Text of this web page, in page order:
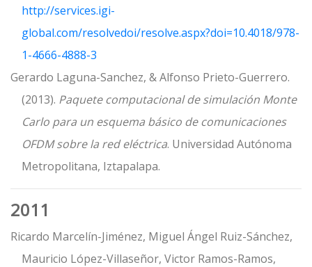
http://services.igi-
global.com/resolvedoi/resolve.aspx?doi=10.4018/978-
1-4666-4888-3
Gerardo Laguna-Sanchez, & Alfonso Prieto-Guerrero.
(2013). Paquete computacional de simulación Monte
Carlo para un esquema básico de comunicaciones
OFDM sobre la red eléctrica. Universidad Autónoma
Metropolitana, Iztapalapa.
2011
Ricardo Marcelín-Jiménez, Miguel Ángel Ruiz-Sánchez,
Mauricio López-Villaseñor, Victor Ramos-Ramos,